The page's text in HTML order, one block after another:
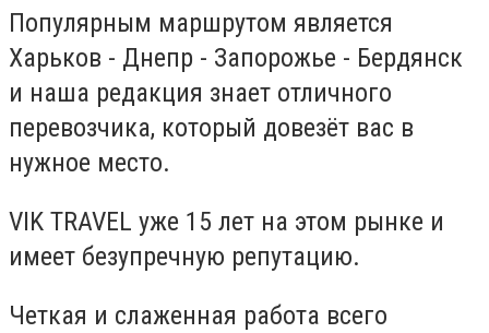
Популярным маршрутом является
Харьков - Днепр - Запорожье - Бердянск
и наша редакция знает отличного
перевозчика, который довезёт вас в
нужное место.
VIK TRAVEL уже 15 лет на этом рынке и
имеет безупречную репутацию.
Четкая и слаженная работа всего